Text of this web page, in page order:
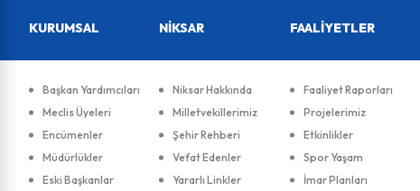
KURUMSAL
Başkan Yardımcıları
Meclis Üyeleri
Encümenler
Müdürlükler
Eski Başkanlar
NİKSAR
Niksar Hakkında
Milletvekillerimiz
Şehir Rehberi
Vefat Edenler
Yararlı Linkler
FAALİYETLER
Faaliyet Raporları
Projelerimiz
Etkinlikler
Spor Yaşam
İmar Planları